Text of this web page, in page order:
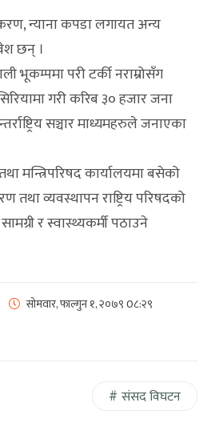
न्याना कपडा लगायत अन्य
छन् ।
भूकम्पमा परी टर्की नराम्रोसँग
गरी करिब ३० हजार जना
सञ्चार माध्यमहरुले जनाएका
मन्त्रिपरिषद कार्यालयमा बसेको
तथा व्यवस्थापन राष्ट्रिय परिषदको
र स्वास्थ्यकर्मी पठाउने
सोमवार, फाल्गुन १, २०७९0८:२९
संसद विघटन